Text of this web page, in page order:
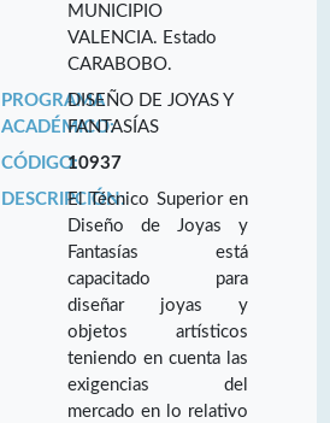
MUNICIPIO
VALENCIA. Estado
CARABOBO.
PROGRAMA
ACADÉMICO:
DISEÑO DE JOYAS Y
FANTASÍAS
CÓDIGO:10937
DESCRIPCIÓN:El Técnico Superior en
Diseño de Joyas y
Fantasías está
capacitado para
diseñar joyas y
objetos artísticos
teniendo en cuenta las
exigencias del
mercado en lo relativo